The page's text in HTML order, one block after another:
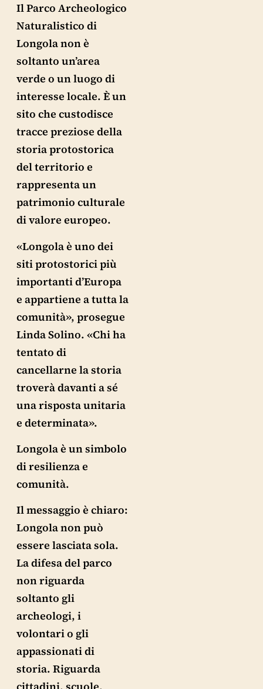
Il Parco Archeologico
Naturalistico di
Longola non è
soltanto un’area
verde o un luogo di
interesse locale. È un
sito che custodisce
tracce preziose della
storia protostorica
del territorio e
rappresenta un
patrimonio culturale
di valore europeo.
«Longola è uno dei
siti protostorici più
importanti d’Europa
e appartiene a tutta la
comunità», prosegue
Linda Solino. «Chi ha
tentato di
cancellarne la storia
troverà davanti a sé
una risposta unitaria
e determinata».
Longola è un simbolo
di resilienza e
comunità.
Il messaggio è chiaro:
Longola non può
essere lasciata sola.
La difesa del parco
non riguarda
soltanto gli
archeologi, i
volontari o gli
appassionati di
storia. Riguarda